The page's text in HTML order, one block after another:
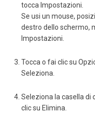
tocca Impostazioni.
Se usi un mouse,
destro dello schermo,
Impostazioni.
Tocca o fai clic su
Seleziona.
Seleziona la casella di
clic su Elimina.